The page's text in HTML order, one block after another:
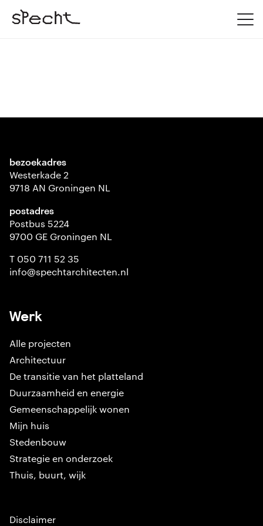
bezoekadres
Westerkade 2
9718 AN Groningen NL
postadres
Postbus 5224
9700 GE Groningen NL
T 050 711 52 35
info@spechtarchitecten.nl
Werk
Alle projecten
Architectuur
De transitie van het platteland
Duurzaamheid en energie
Gemeenschappelijk wonen
Mijn huis
Stedenbouw
Strategie en onderzoek
Thuis, buurt, wijk
Disclaimer